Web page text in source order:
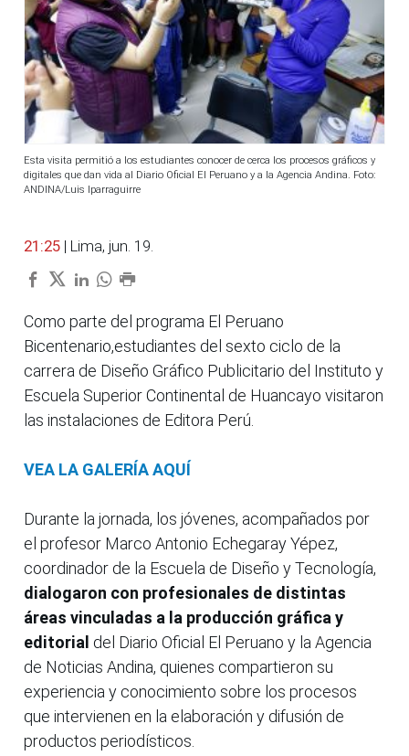
Esta visita permitió a los estudiantes conocer de cerca los procesos gráficos y
digitales que dan vida al Diario Oficial El Peruano y a la Agencia Andina. Foto:
ANDINA/Luis Iparraguirre
21:25 | Lima, jun. 19.
Como parte del programa El Peruano
Bicentenario,estudiantes del sexto ciclo de la
carrera de Diseño Gráfico Publicitario del Instituto y
Escuela Superior Continental de Huancayo visitaron
las instalaciones de Editora Perú.
VEA LA GALERÍA AQUÍ
Durante la jornada, los jóvenes, acompañados por
el profesor Marco Antonio Echegaray Yépez,
coordinador de la Escuela de Diseño y Tecnología,
dialogaron con profesionales de distintas
áreas vinculadas a la producción gráfica y
editorial del Diario Oficial El Peruano y la Agencia
de Noticias Andina, quienes compartieron su
experiencia y conocimiento sobre los procesos
que intervienen en la elaboración y difusión de
productos periodísticos.